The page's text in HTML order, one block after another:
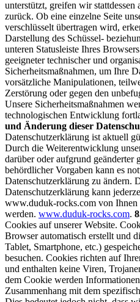
unterstützt, greifen wir
zurück. Ob eine einzelne Seite
verschlüsselt übertragen wird,
Darstellung des Schüssel-
unteren Statusleiste Ihres
geeigneter technischer und
Sicherheitsmaßnahmen, um Ihre
vorsätzliche Manipulationen,
Zerstörung oder gegen den
Unsere Sicherheitsmaßnahmen
technologischen Entwicklung
und Änderung dieser
Datenschutzerklärung ist aktuell
Durch die Weiterentwicklung
darüber oder aufgrund geänderter
behördlicher Vorgaben kann es
Datenschutzerklärung zu ändern.
Datenschutzerklärung kann
www.duduk-rocks.com von Ihnen
werden. www.duduk-rocks.com.
Cookies auf unserer Website.
Browser automatisch erstellt und
Tablet, Smartphone, etc.)
besuchen. Cookies richten auf
und enthalten keine Viren,
dem Cookie werden
Zusammenhang mit dem